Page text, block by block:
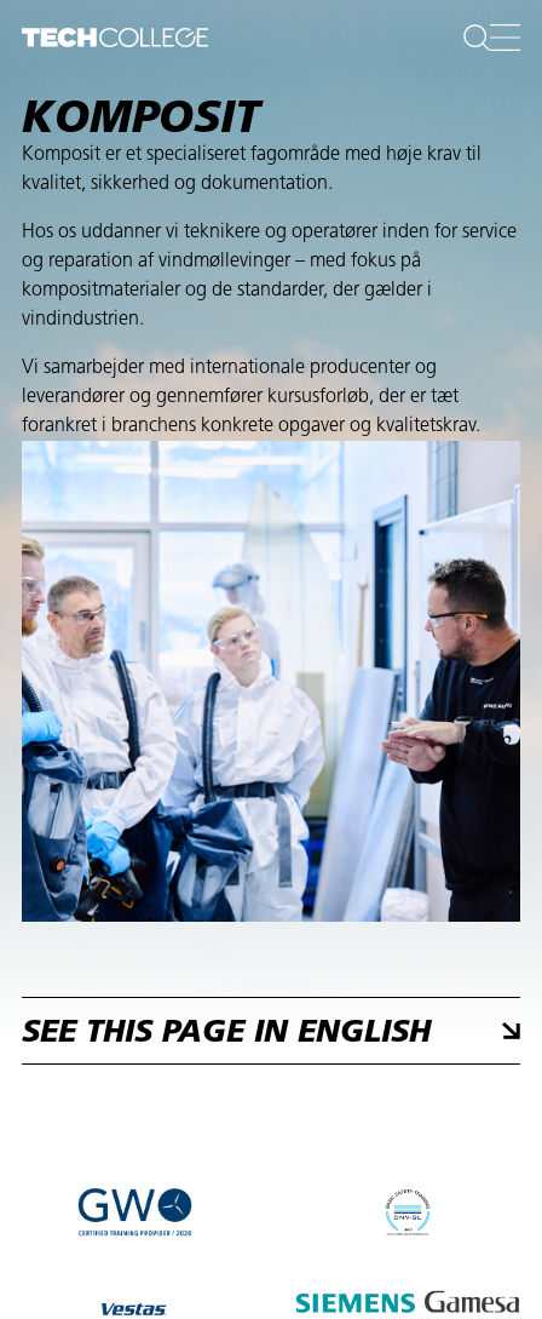
KOMPOSIT
Komposit er et specialiseret fagområde med høje krav til
kvalitet, sikkerhed og dokumentation.
Hos os uddanner vi teknikere og operatører inden for service
og reparation af vindmøllevinger – med fokus på
kompositmaterialer og de standarder, der gælder i
vindindustrien.
Vi samarbejder med internationale producenter og
leverandører og gennemfører kursusforløb, der er tæt
forankret i branchens konkrete opgaver og kvalitetskrav.
SEE THIS PAGE IN ENGLISH